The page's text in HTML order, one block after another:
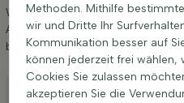
Wir möchten Ihnen einige Tipps
Arbutus unedo Hochstamm 10/12
befolgen, werden Sie lange
Anpflanzen
Methoden. Mithilfe
wir und Dritte Ihr
Kommunikation besser auf
können jederzeit frei wählen,
Cookies Sie zulassen
akzeptieren Sie die